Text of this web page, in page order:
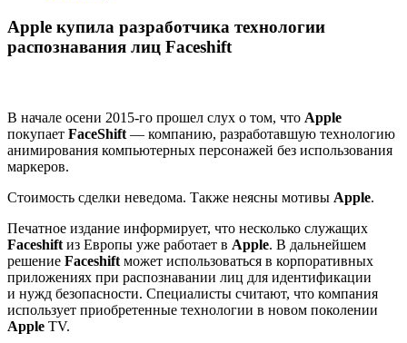
Apple купила разработчика технологии
распознавания лиц Faceshift
В начале осени 2015-го прошел слух о том, что Apple
покупает FaceShift— компанию, разработавшую технологию
анимирования компьютерных персонажей без использования
маркеров.
Стоимость сделки неведома. Также неясны мотивы Apple.
Печатное издание информирует, что несколько служащих
Faceshiftиз Европы уже работает в Apple. В дальнейшем
решение Faceshiftможет использоваться в корпоративных
приложениях при распознавании лиц для идентификации
и нужд безопасности. Специалисты считают, что компания
использует приобретенные технологии в новом поколении
Apple TV.